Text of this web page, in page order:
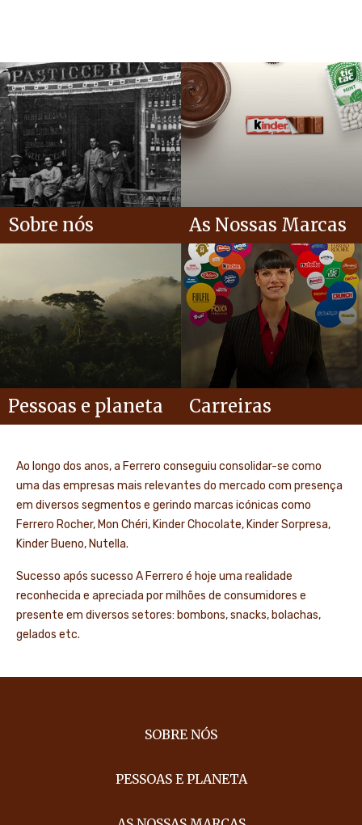
Sobre nós As Nossas Marcas
Pessoas e planeta Carreiras
Ao longo dos anos, a Ferrero conseguiu consolidar-se como
uma das empresas mais relevantes do mercado com presença
em diversos segmentos e gerindo marcas icónicas como
Ferrero Rocher, Mon Chéri, Kinder Chocolate, Kinder Sorpresa,
Kinder Bueno, Nutella.
Sucesso após sucesso A Ferrero é hoje uma realidade
reconhecida e apreciada por milhões de consumidores e
presente em diversos setores: bombons, snacks, bolachas,
gelados etc.
SOBRE NÓS
PESSOAS E PLANETA